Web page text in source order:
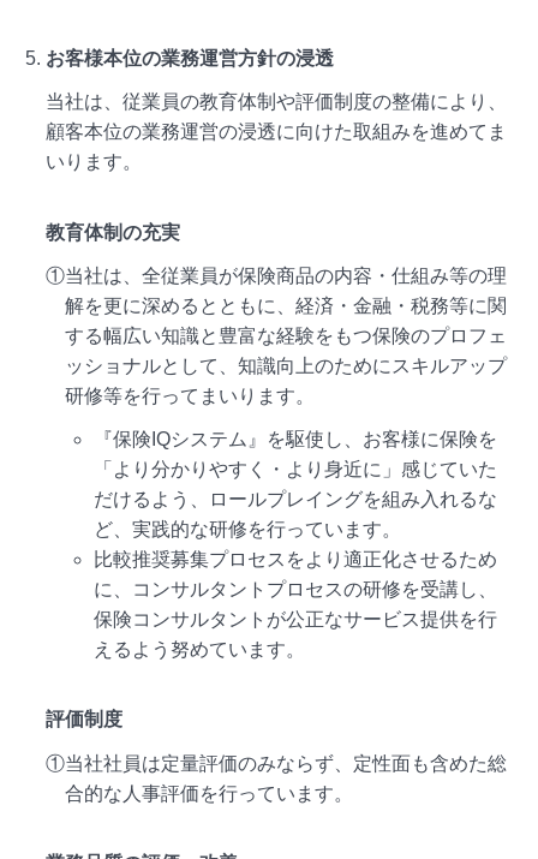
お客様本位の業務運営方針の浸透
当社は、従業員の教育体制や評価制度の整備により、
顧客本位の業務運営の浸透に向けた取組みを進めてま
いります。
教育体制の充実
①当社は、全従業員が保険商品の内容・仕組み等の理
解を更に深めるとともに、経済・金融・税務等に関
する幅広い知識と豊富な経験をもつ保険のプロフェ
ッショナルとして、知識向上のためにスキルアップ
研修等を行ってまいります。
『保険IQシステム』を駆使し、お客様に保険を
「より分かりやすく・より身近に」感じていた
だけるよう、ロールプレイングを組み入れるな
ど、実践的な研修を行っています。
比較推奨募集プロセスをより適正化させるため
に、コンサルタントプロセスの研修を受講し、
保険コンサルタントが公正なサービス提供を行
えるよう努めています。
評価制度
①当社社員は定量評価のみならず、定性面も含めた総
合的な人事評価を行っています。